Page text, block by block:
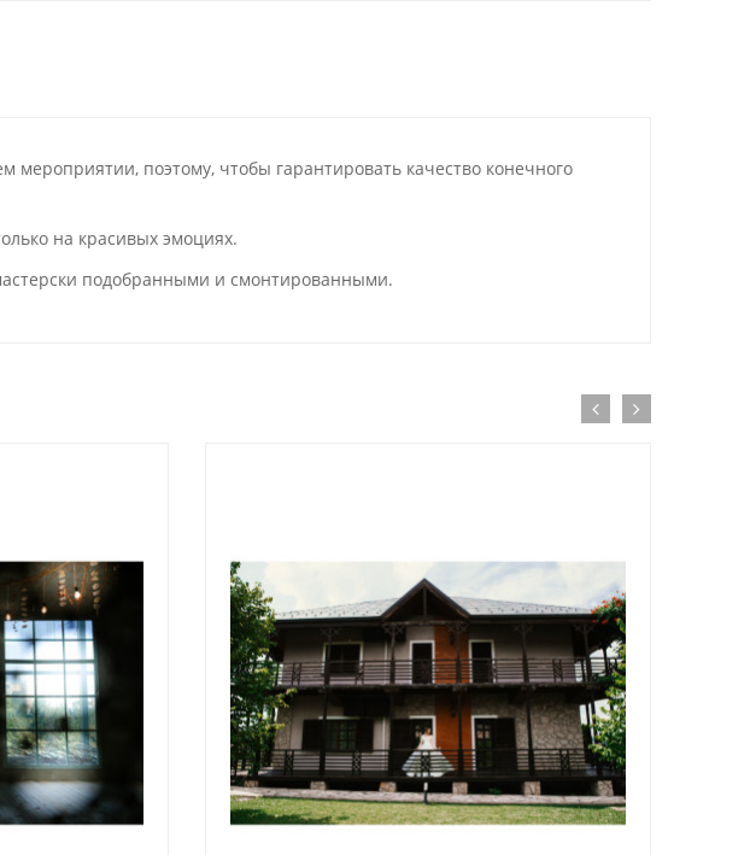
поэтому, чтобы гарантировать качество конечного
на красивых эмоциях.
подобранными и смонтированными.